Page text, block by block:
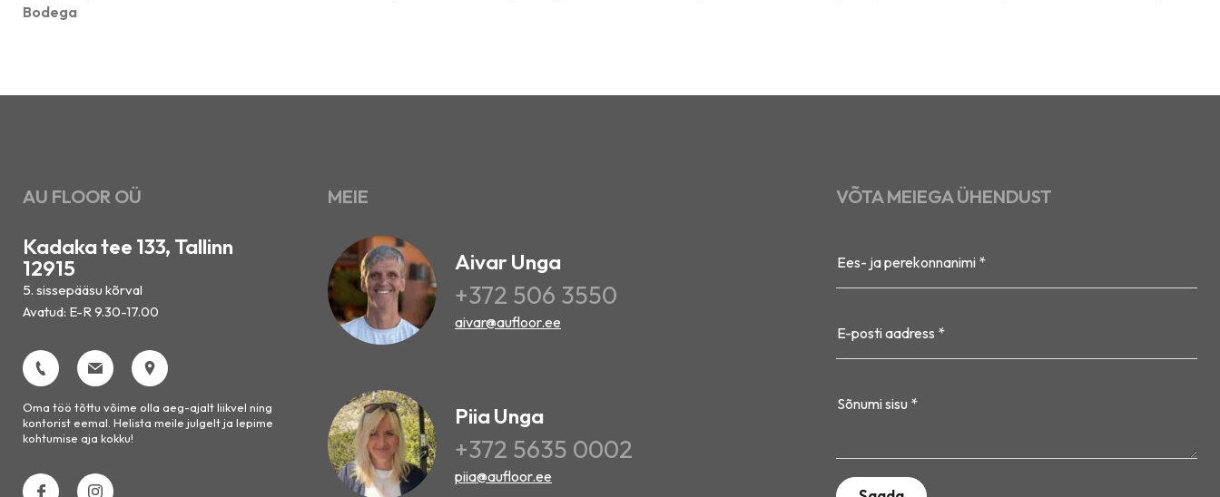
Bodega
AU FLOOR OÜ
Kadaka tee 133, Tallinn
12915
5. sissepääsu kõrval
Avatud: E-R 9.30-17.00
Oma töö tõttu võime olla aeg-ajalt liikvel ning
kontorist eemal. Helista meile julgelt ja lepime
kohtumise aja kokku!
MEIE
Aivar Unga
+372 506 3550
aivar@aufloor.ee
Piia Unga
+372 5635 0002
piia@aufloor.ee
VÕTA MEIEGA ÜHENDUST
Ees- ja perekonnanimi *
E-posti aadress *
Sõnumi sisu *